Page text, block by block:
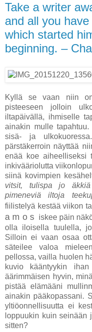
Take a writer
and all you
which started
beginning. –
Kyllä se vaan niin
pisteeseen jolloin
iltapäivällä, ihmiselle
ainakin mulle
sisä- ja
pärstäkerroin näyttää
enää koe aiheelliseksi
inkivääriolutta
siinä kovimpien
vitsit, tulispa jo
pimeneviä iltoja
fiilistelyä kestää viikon
a m o s iskee päin
olla iloisella tuulella,
Silloin ei vaan osaa
säteilee valoa
pellossa, vailla huolen
kuvio kääntyykin
äärimmäisen hyvin,
pistää elämääni
ainakin pääkopassani.
yltiöonnellisuutta ei
loppuukin kuin seinään
sitten?